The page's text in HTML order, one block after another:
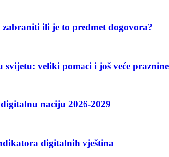
ili je to predmet dogovora?
veliki pomaci i još veće praznine
naciju 2026-2029
digitalnih vještina